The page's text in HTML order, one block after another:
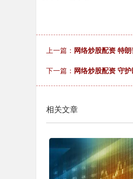
上一篇： 网络炒股配资 特
下一篇： 网络炒股配资 守
相关文章